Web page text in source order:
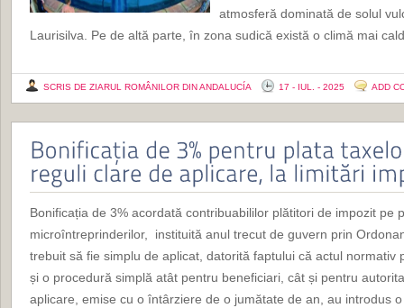
atmosferă dominată de solul
Laurisilva. Pe de altă parte, în zona sudică există o climă mai
SCRIS DE ZIARUL ROMÂNILOR DIN ANDALUCÍA 17 - IUL. - 2025 ADD
Bonificația de 3% acordată contribuabililor plătitori de impozit pe
microîntreprinderilor, instituită anul trecut de guvern prin
trebuit să fie simplu de aplicat, datorită faptului că actul normativ
și o procedură simplă atât pentru beneficiari, cât și pentru
aplicare, emise cu o întârziere de o jumătate de an, au introdus